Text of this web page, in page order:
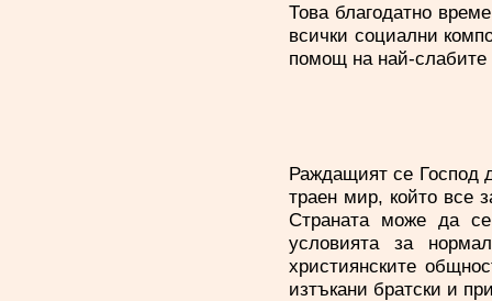
Това благодатно
всички социални
помощ на най-слабите
Раждащият се Господ
траен мир, който все
Страната може да
условията за
християнските
изтъкани братски и